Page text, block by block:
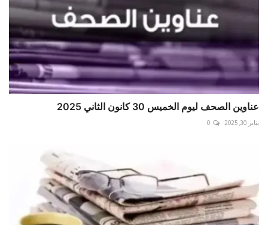
عناوين الصحف ليوم الخميس 30 كانون الثاني 2025
يناير 30, 2025 0